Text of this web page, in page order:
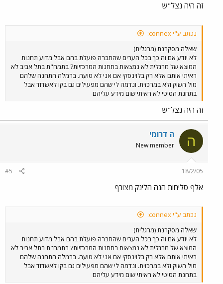
זה היה נצל"ש
נכתב ע"י connex:
שאלה מסקרנת (מרגלית)
לא יודע אם זה כך בכל הערים שהחברה פועלת בהם אבל מדוע תחנות
המוצא של מרגלית לא נמצאות בתחנות המרכזיות? בתמח"ת בתל אביב לא
ראיתי אותם אלא רק בלוינסקי אם אני לא טועה. ברמלה התחנה שלהם
מול השוק ולא במרכזית. ונדמה לי שהם מפעילים גם בקו לאשדוד אבל
בתחנת הסיטי לא ראיתי שום מידע עליהם
זה היה נצל"ש
ה ה דרומי
New member
18/2/05
#5
אלף סליחות הנה הלינק מצורף
נכתב ע"י connex:
שאלה מסקרנת (מרגלית)
לא יודע אם זה כך בכל הערים שהחברה פועלת בהם אבל מדוע תחנות
המוצא של מרגלית לא נמצאות בתחנות המרכזיות? בתמח"ת בתל אביב לא
ראיתי אותם אלא רק בלוינסקי אם אני לא טועה. ברמלה התחנה שלהם
מול השוק ולא במרכזית. ונדמה לי שהם מפעילים גם בקו לאשדוד אבל
בתחנת הסיטי לא ראיתי שום מידע עליהם